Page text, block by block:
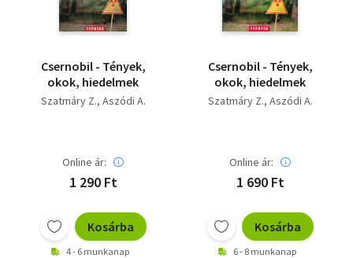
Csernobil - Tények,
okok, hiedelmek
Szatmáry Z. Aszódi A.
Online ár:
1 290 Ft
Kosárba
4 - 6 munkanap
Csernobil - Tények,
okok, hiedelmek
Szatmáry Z. Aszódi A.
Online ár:
1 690 Ft
Kosárba
6 - 8 munkanap